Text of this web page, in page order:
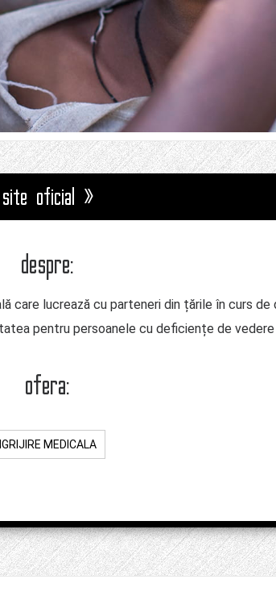
site oficial »
despre:
care lucrează cu parteneri din țările în curs
pentru persoanele cu deficiențe de
ofera:
MEDICALA